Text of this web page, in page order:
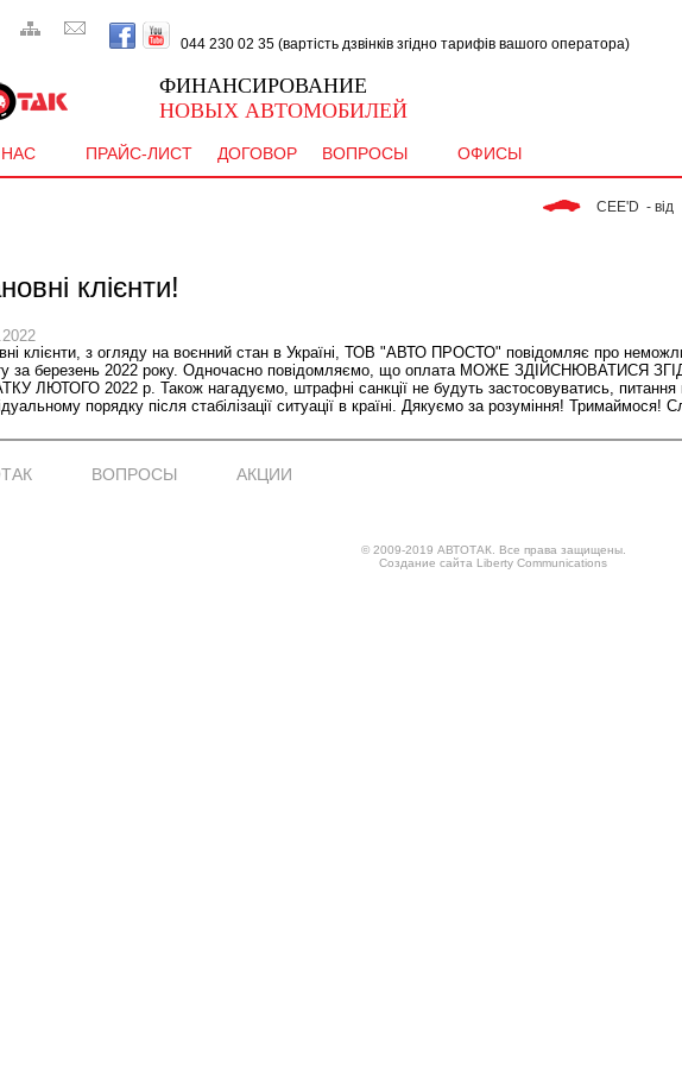
044 230 02 35 (вартість дзвінків згідно тарифів вашого оператора)
ФИНАНСИРОВАНИЕ
НОВЫХ АВТОМОБИЛЕЙ
ПРАЙС-ЛИСТ ДОГОВОР ВОПРОСЫ ОФИСЫ
CEE'D  - від   9
клієнти!
клієнти, з огляду на воєнний стан в Україні, ТОВ "АВТО ПРОСТО" повідомляє про
за березень 2022 року. Одночасно повідомляємо, що оплата МОЖЕ
ЛЮТОГО 2022 р. Також нагадуємо, штрафні санкції не будуть застосовуватись, питання
порядку після стабілізації ситуації в країні. Дякуємо за розуміння! Тримаймося!
ВОПРОСЫ АКЦИИ
© 2009-2019 АВТОТАК. Все права защищены.
Создание сайта Liberty Communications